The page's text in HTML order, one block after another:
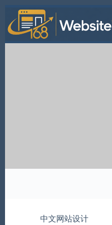
Skip
content
中文网站设计